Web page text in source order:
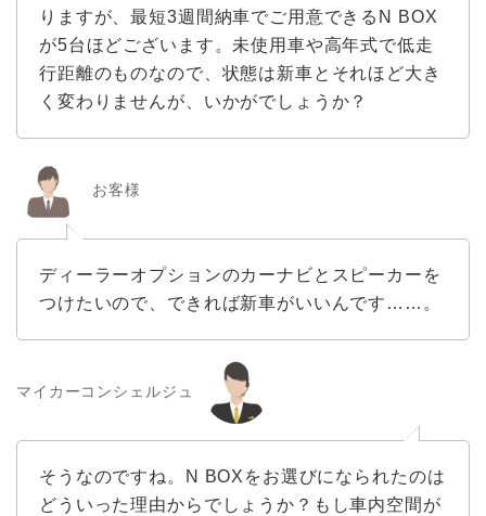
りますが、最短3週間納車でご用意できるN BOX
が5台ほどございます。未使用車や高年式で低走
行距離のものなので、状態は新車とそれほど大き
く変わりませんが、いかがでしょうか？
お客様
ディーラーオプションのカーナビとスピーカーを
つけたいので、できれば新車がいいんです……。
マイカーコンシェルジュ
そうなのですね。N BOXをお選びになられたのは
どういった理由からでしょうか？もし車内空間が